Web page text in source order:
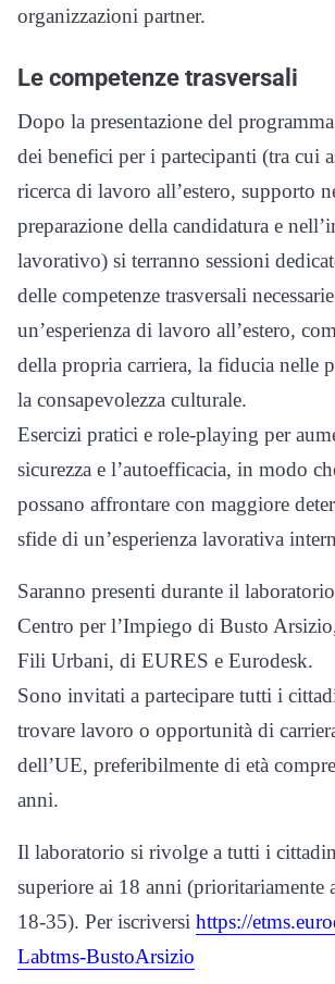
organizzazioni partner.
Le competenze trasversali
Dopo la presentazione del
dei benefici per i partecipanti (tra cui
ricerca di lavoro all’estero, supporto
preparazione della candidatura e
lavorativo) si terranno sessioni
delle competenze trasversali
un’esperienza di lavoro all’estero,
della propria carriera, la fiducia nelle
la consapevolezza culturale.
Esercizi pratici e role-playing per
sicurezza e l’autoefficacia, in modo
possano affrontare con maggiore
sfide di un’esperienza lavorativa
Saranno presenti durante il
Centro per l’Impiego di Busto
Fili Urbani, di EURES e Eurodesk.
Sono invitati a partecipare tutti i
trovare lavoro o opportunità di
dell’UE, preferibilmente di età
anni.
Il laboratorio si rivolge a tutti i
superiore ai 18 anni (prioritariamente
18-35). Per iscriversi https://
Labtms-BustoArsizio